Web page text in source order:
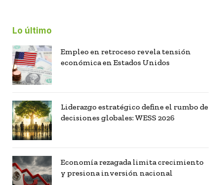
Lo último
Empleo en retroceso revela tensión
económica en Estados Unidos
Liderazgo estratégico define el rumbo de
decisiones globales: WESS 2026
Economía rezagada limita crecimiento
y presiona inversión nacional